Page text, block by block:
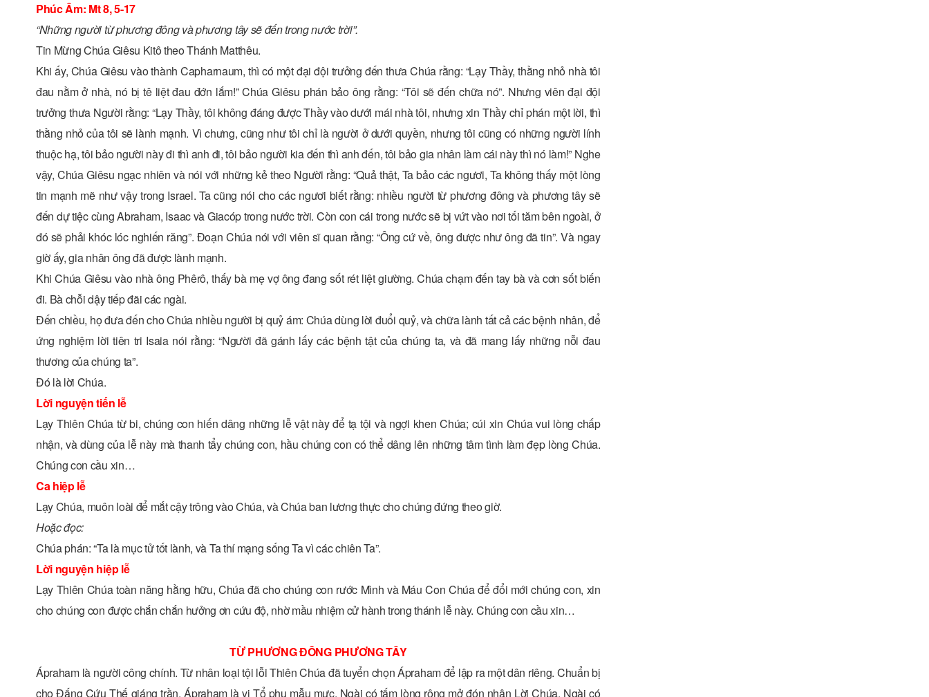
Phúc Âm: Mt 8, 5-17
“Những người từ phương đông và phương tây sẽ đến trong nước trời”.
Tin Mừng Chúa Giêsu Kitô theo Thánh Matthêu.
Khi ấy, Chúa Giêsu vào thành Capharnaum, thì có một đại đội trưởng đến thưa Chúa rằng: “Lạy Thầy, thằng nhỏ nhà tôi
đau nằm ở nhà, nó bị tê liệt đau đớn lắm!” Chúa Giêsu phán bảo ông rằng: “Tôi sẽ đến chữa nó”. Nhưng viên đại đội
trưởng thưa Người rằng: “Lạy Thầy, tôi không đáng được Thầy vào dưới mái nhà tôi, nhưng xin Thầy chỉ phán một lời, thì
thằng nhỏ của tôi sẽ lành mạnh. Vì chưng, cũng như tôi chỉ là người ở dưới quyền, nhưng tôi cũng có những người lính
thuộc hạ, tôi bảo người này đi thì anh đi, tôi bảo người kia đến thì anh đến, tôi bảo gia nhân làm cái này thì nó làm!” Nghe
vậy, Chúa Giêsu ngạc nhiên và nói với những kẻ theo Người rằng: “Quả thật, Ta bảo các ngươi, Ta không thấy một lòng
tin mạnh mẽ như vậy trong Israel. Ta cũng nói cho các ngươi biết rằng: nhiều người từ phương đông và phương tây sẽ
đến dự tiệc cùng Abraham, Isaac và Giacóp trong nước trời. Còn con cái trong nước sẽ bị vứt vào nơi tối tăm bên ngoài, ở
đó sẽ phải khóc lóc nghiến răng”. Ðoạn Chúa nói với viên sĩ quan rằng: “Ông cứ về, ông được như ông đã tin”. Và ngay
giờ ấy, gia nhân ông đã được lành mạnh.
Khi Chúa Giêsu vào nhà ông Phêrô, thấy bà mẹ vợ ông đang sốt rét liệt giường. Chúa chạm đến tay bà và cơn sốt biến
đi. Bà chỗi dậy tiếp đãi các ngài.
Ðến chiều, họ đưa đến cho Chúa nhiều người bị quỷ ám: Chúa dùng lời đuổi quỷ, và chữa lành tất cả các bệnh nhân, để
ứng nghiệm lời tiên tri Isaia nói rằng: “Người đã gánh lấy các bệnh tật của chúng ta, và đã mang lấy những nỗi đau
thương của chúng ta”.
Ðó là lời Chúa.
Lời nguyện tiến lễ
Lạy Thiên Chúa từ bi, chúng con hiến dâng những lễ vật này để tạ tội và ngợi khen Chúa; cúi xin Chúa vui lòng chấp
nhận, và dùng của lễ này mà thanh tẩy chúng con, hầu chúng con có thể dâng lên những tâm tình làm đẹp lòng Chúa.
Chúng con cầu xin…
Ca hiệp lễ
Lạy Chúa, muôn loài để mắt cậy trông vào Chúa, và Chúa ban lương thực cho chúng đứng theo giờ.
Hoặc đọc:
Chúa phán: “Ta là mục tử tốt lành, và Ta thí mạng sống Ta vì các chiên Ta”.
Lời nguyện hiệp lễ
Lạy Thiên Chúa toàn năng hằng hữu, Chúa đã cho chúng con rước Mình và Máu Con Chúa để đổi mới chúng con, xin
cho chúng con được chắn chắn hưởng ơn cứu độ, nhờ mầu nhiệm cử hành trong thánh lễ này. Chúng con cầu xin…
TỪ PHƯƠNG ĐÔNG PHƯƠNG TÂY
Ápraham là người công chính. Từ nhân loại tội lỗi Thiên Chúa đã tuyển chọn Ápraham để lập ra một dân riêng. Chuẩn bị
cho Đấng Cứu Thế giáng trần. Ápraham là vị Tổ phụ mẫu mực. Ngài có tấm lòng rộng mở đón nhận Lời Chúa. Ngài có